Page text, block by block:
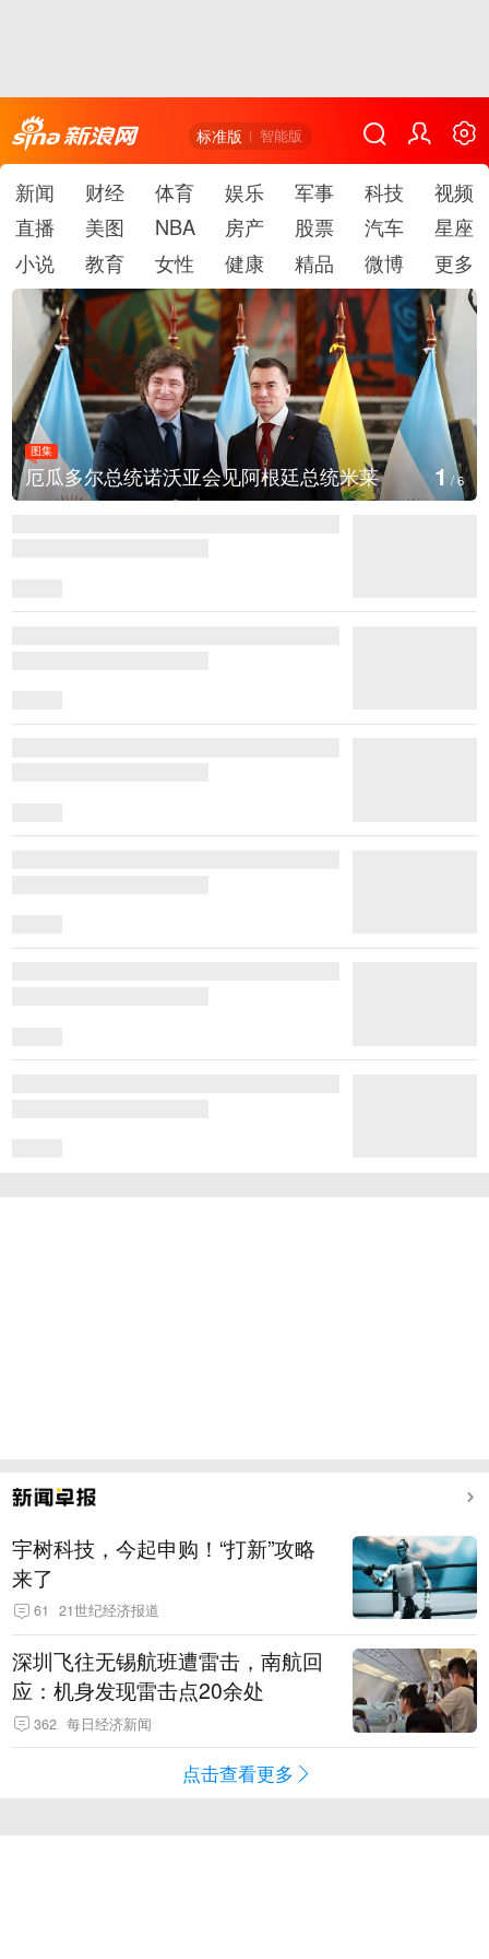
标准版 智能版
新闻 财经 体育 娱乐 军事 科技
视频
直播
美图 NBA 房产 股票 汽车
星座
小说
教育 女性 健康 精品 微博 更多
图集
美国斯波坎：野火烧毁700多所房屋 2/6
宇树科技，今起申购！“打新”攻略
来了
61 21世纪经济报道
深圳飞往无锡航班遭雷击，南航回
应：机身发现雷击点20余处
362 每日经济新闻
点击查看更多